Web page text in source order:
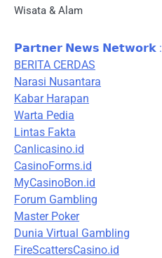
Wisata & Alam
𝗣𝗮𝗿𝘁𝗻𝗲𝗿 𝗡𝗲𝘄𝘀 𝗡𝗲𝘁𝘄𝗼𝗿𝗸 :
BERITA CERDAS
Narasi Nusantara
Kabar Harapan
Warta Pedia
Lintas Fakta
Canlicasino.id
CasinoForms.id
MyCasinoBon.id
Forum Gambling
Master Poker
Dunia Virtual Gambling
FireScattersCasino.id